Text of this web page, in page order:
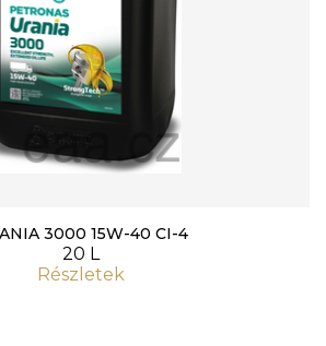
3000 15W-40 CI-4
20 L
Részletek